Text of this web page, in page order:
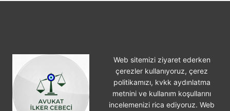
Web sitemizi ziyaret ederken
çerezler kullanıyoruz, çerez
politikamızı, kvkk aydınlatma
metnini ve kullanım koşullarını
incelemenizi rica ediyoruz. Web